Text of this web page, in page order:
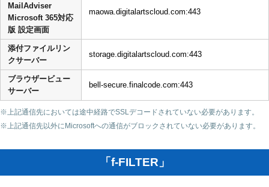
MailAdviser
Microsoft 365対応
版 設定画面
maowa.digitalartscloud.com:443
添付ファイルリン
クサーバー
storage.digitalartscloud.com:443
ブラウザービュー
サーバー
bell-secure.finalcode.com:443
※上記通信先においては途中経路でSSLデコードされていない必要があります。
※上記通信先以外にMicrosoftへの通信がブロックされていない必要があります。
「f-FILTER」